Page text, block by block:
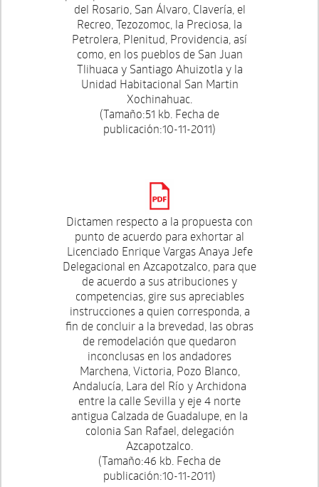
del Rosario, San Álvaro, Clavería, el
Recreo, Tezozomoc, la Preciosa, la
Petrolera, Plenitud, Providencia, así
como, en los pueblos de San Juan
Tlihuaca y Santiago Ahuizotla y la
Unidad Habitacional San Martin
Xochinahuac.
(Tamaño:51 kb. Fecha de
publicación:10-11-2011)
Dictamen respecto a la propuesta con
punto de acuerdo para exhortar al
Licenciado Enrique Vargas Anaya Jefe
Delegacional en Azcapotzalco, para que
de acuerdo a sus atribuciones y
competencias, gire sus apreciables
instrucciones a quien corresponda, a
fin de concluir a la brevedad, las obras
de remodelación que quedaron
inconclusas en los andadores
Marchena, Victoria, Pozo Blanco,
Andalucía, Lara del Río y Archidona
entre la calle Sevilla y eje 4 norte
antigua Calzada de Guadalupe, en la
colonia San Rafael, delegación
Azcapotzalco.
(Tamaño:46 kb. Fecha de
publicación:10-11-2011)